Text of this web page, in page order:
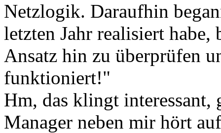
Netzlogik. Daraufhin
letzten Jahr realisiert habe,
Ansatz hin zu überprüfen
funktioniert!"
Hm, das klingt
Manager neben mir hört